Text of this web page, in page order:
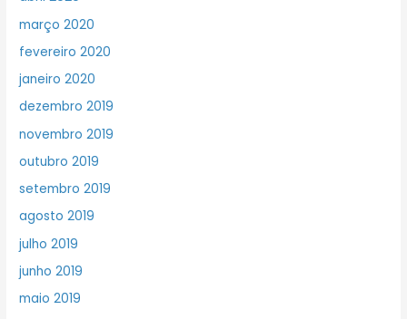
março 2020
fevereiro 2020
janeiro 2020
dezembro 2019
novembro 2019
outubro 2019
setembro 2019
agosto 2019
julho 2019
junho 2019
maio 2019